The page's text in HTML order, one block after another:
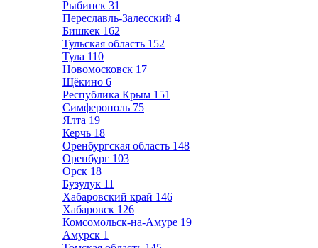
Рыбинск 31
Переславль-Залесский 4
Бишкек 162
Тульская область 152
Тула 110
Новомосковск 17
Щёкино 6
Республика Крым 151
Симферополь 75
Ялта 19
Керчь 18
Оренбургская область 148
Оренбург 103
Орск 18
Бузулук 11
Хабаровский край 146
Хабаровск 126
Комсомольск-на-Амуре 19
Амурск 1